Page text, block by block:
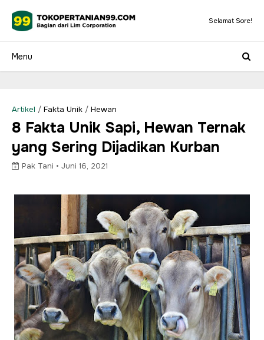
Selamat Sore!
Artikel / Fakta Unik / Hewan
8 Fakta Unik Sapi, Hewan Ternak
yang Sering Dijadikan Kurban
Pak Tani • Juni 16, 2021